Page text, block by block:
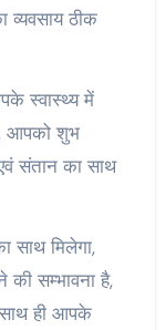
व्यवसाय ठीक
स्वास्थ्य में
आपको शुभ
संतान का साथ
साथ मिलेगा,
सम्भावना है,
ही आपके